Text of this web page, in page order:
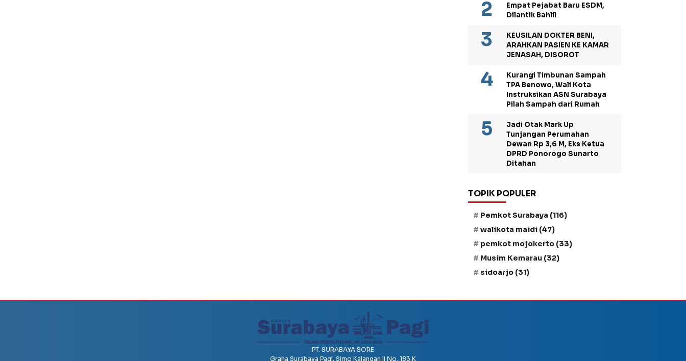
Empat Pejabat Baru ESDM,
Dilantik Bahlil
KEUSILAN DOKTER BENI,
ARAHKAN PASIEN KE KAMAR
JENASAH, DISOROT
Kurangi Timbunan Sampah
TPA Benowo, Wali Kota
Instruksikan ASN Surabaya
Pilah Sampah dari Rumah
Jadi Otak Mark Up
Tunjangan Perumahan
Dewan Rp 3,6 M, Eks Ketua
DPRD Ponorogo Sunarto
Ditahan
TOPIK POPULER
Pemkot Surabaya (116)
walikota maidi (47)
pemkot mojokerto (33)
Musim Kemarau (32)
sidoarjo (31)
PT. SURABAYA SORE
Graha Surabaya Pagi, Simo Kalangan II No. 183 K